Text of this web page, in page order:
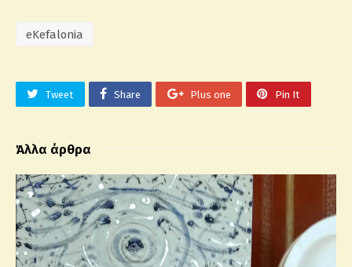
eKefalonia
Tweet Share Plus one Pin It
Άλλα άρθρα